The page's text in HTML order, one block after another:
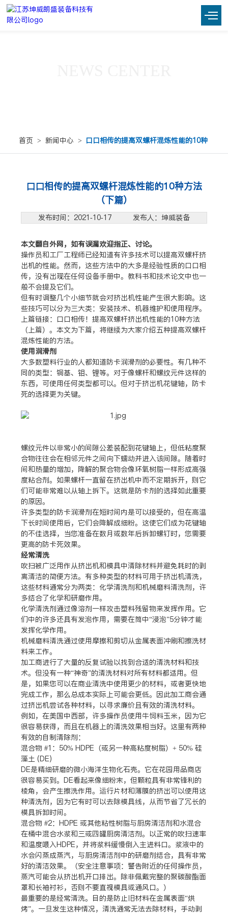
首页 > 新闻中心 > 口口相传的提高双螺杆混炼性能的10种
口口相传的提高双螺杆混炼性能的10种方法
（下篇）
发布时间：2021-10-17 发布人：坤威装备
本文翻自外网，如有误漏欢迎指正、讨论。
操作员和工厂工程师已经知道有许多技术可以提高双螺杆挤
出机的性能。然而，这些方法中的大多是经验性质的口口相
传，没有出现在任何设备手册中。教科书和技术论文中也一
般不会提及它们。
但有时调整几个小细节就会对挤出机性能产生很大影响。这
些技巧可以分为三大类：安装技术、机器维护和使用程序。
上篇链接：口口相传！提高双螺杆挤出机性能的10种方法
（上篇）。本文为下篇，将继续为大家介绍五种提高双螺杆
混炼性能的方法。
使用润滑剂
大多数塑料行业的人都知道防卡润滑剂的必要性。有几种不
同的类型：铜基、钼、锂等。对于像螺杆和螺纹元件这样的
东西，可使用任何类型都可以。但对于挤出机花键轴，防卡
死的选择更为关键。
螺纹元件以非常小的间隙公差装配到花键轴上，但低粘度聚
合物往往会在相邻元件之间向下蠕动并进入该间隙。随着时
间和热量的增加，降解的聚合物会像环氧树脂一样形成高强
度粘合剂。如果螺杆一直留在挤出机中而不定期拆开，则它
们可能非常难以从轴上拆下。这就是防卡剂的选择如此重要
的原因。
许多类型的防卡润滑剂在短时间内是可以接受的，但在高温
下长时间使用后，它们会降解成细粉。这使它们成为花键轴
的不佳选择，当您准备在数月或数年后拆卸螺钉时，您需要
更高的防卡死效果。
经常清洗
吹扫被广泛用作从挤出机和模具中清除材料并避免耗时的剥
离清洁的简便方法。有多种类型的材料可用于挤出机清洗，
这些材料通常分为两类：化学清洗剂和机械磨料清洗剂，许
多结合了化学和研磨作用。
化学清洗剂通过像溶剂一样攻击塑料残留物来发挥作用。它
们中的许多还具有发泡作用，需要在筒中“浸泡”5分钟才能
发挥化学作用。
机械磨料清洗通过使用摩擦和剪切从金属表面冲刷和擦洗材
料来工作。
加工商进行了大量的反复试验以找到合适的清洗材料和技
术。但没有一种“神奇”的清洗材料对所有材料都适用。但
是，如果您可以在商业清洗中使用更少的材料，或者更快地
完成工作，那么总成本实际上可能会更低。因此加工商会通
过挤出机尝试各种材料，以寻求廉价且有效的清洗材料。
例如，在美国中西部，许多操作员使用牛饲料玉米，因为它
很容易获得，而且在机器上的清洗效果相当好。这里有两种
有效的自制清除剂：
混合物 #1：50% HDPE（或另一种高粘度树脂）+ 50% 硅
藻土 (DE)
DE是精细研磨的微小海洋生物化石壳。它在花园用品商店
很容易买到。DE看起来像细粉末，但颗粒具有非常锋利的
棱角，会产生擦洗作用。运行片材和薄膜的挤出可以使用这
种清洗剂，因为它有时可以去除模具线，从而节省了冗长的
模具拆卸时间。
混合物 #2：HDPE 或其他粘性树脂与厨房清洁剂和水混合
在桶中混合水浆和三或四罐厨房清洁剂。以正常的吹扫速率
和温度喂入HDPE，并将浆料缓慢倒入主进料口。浆液中的
水会闪蒸成蒸汽，与厨房清洁剂中的研磨剂结合，具有非常
好的清洁效果。（安全注意事项：警告附近的任何操作员，
蒸汽可能会从挤出机开口排出。除非佩戴完整的聚碳酸酯面
罩和长袖衬衫，否则不要直视模具或通风口。）
最重要的是经常清洗。目的是防止旧材料在金属表面“烘
烤”。一旦发生这种情况，清洗通常无法去除材料，手动剥